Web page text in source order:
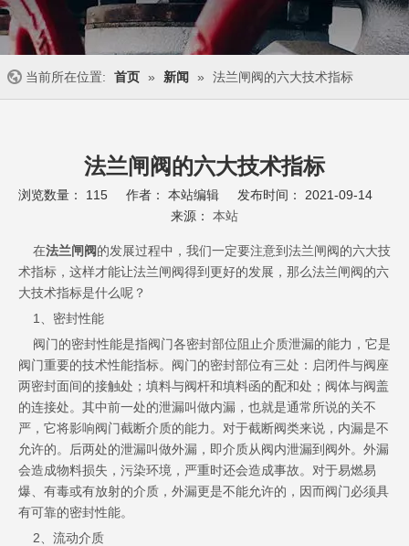
当前所在位置: 首页 » 新闻 » 法兰闸阀的六大技术指标
法兰闸阀的六大技术指标
浏览数量： 115 作者： 本站编辑 发布时间： 2021-09-14
来源： 本站
["wechat","weibo","qzone","douban","email"]
在法兰闸阀的发展过程中，我们一定要注意到法兰闸阀的六大技
术指标，这样才能让法兰闸阀得到更好的发展，那么法兰闸阀的六
大技术指标是什么呢？
1、密封性能
阀门的密封性能是指阀门各密封部位阻止介质泄漏的能力，它是
阀门重要的技术性能指标。阀门的密封部位有三处：启闭件与阀座
两密封面间的接触处；填料与阀杆和填料函的配和处；阀体与阀盖
的连接处。其中前一处的泄漏叫做内漏，也就是通常所说的关不
严，它将影响阀门截断介质的能力。对于截断阀类来说，内漏是不
允许的。后两处的泄漏叫做外漏，即介质从阀内泄漏到阀外。外漏
会造成物料损失，污染环境，严重时还会造成事故。对于易燃易
爆、有毒或有放射的介质，外漏更是不能允许的，因而阀门必须具
有可靠的密封性能。
2、流动介质